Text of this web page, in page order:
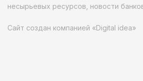
несырьевых ресурсов, новости
Сайт создан компанией «Digital idea»